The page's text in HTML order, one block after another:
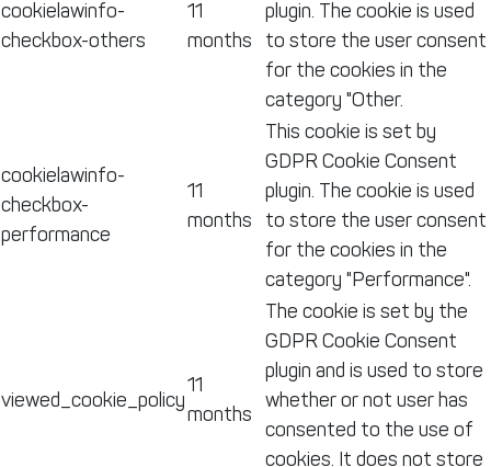
cookielawinfo-
checkbox-others
11
months
plugin. The cookie is used
to store the user consent
for the cookies in the
category "Other.
cookielawinfo-
checkbox-
performance
11
months
This cookie is set by
GDPR Cookie Consent
plugin. The cookie is used
to store the user consent
for the cookies in the
category "Performance".
viewed_cookie_policy
11
months
The cookie is set by the
GDPR Cookie Consent
plugin and is used to store
whether or not user has
consented to the use of
cookies. It does not store